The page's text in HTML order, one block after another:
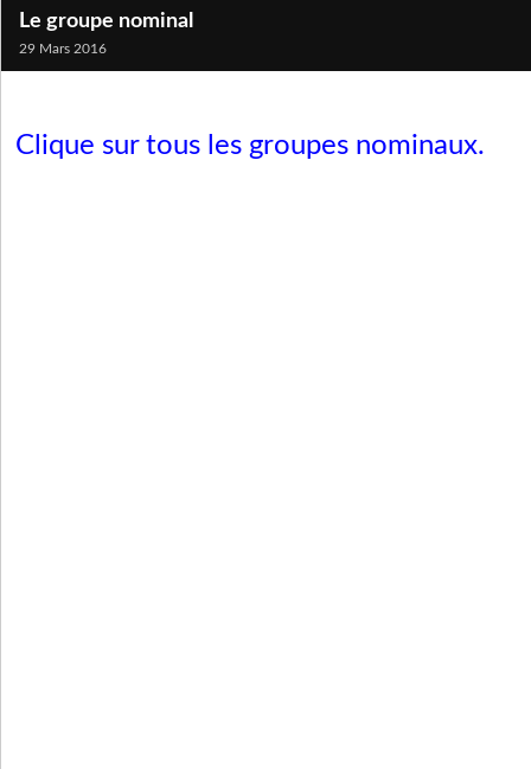
Le groupe nominal
29 Mars 2016
Clique sur tous les groupes nominaux.